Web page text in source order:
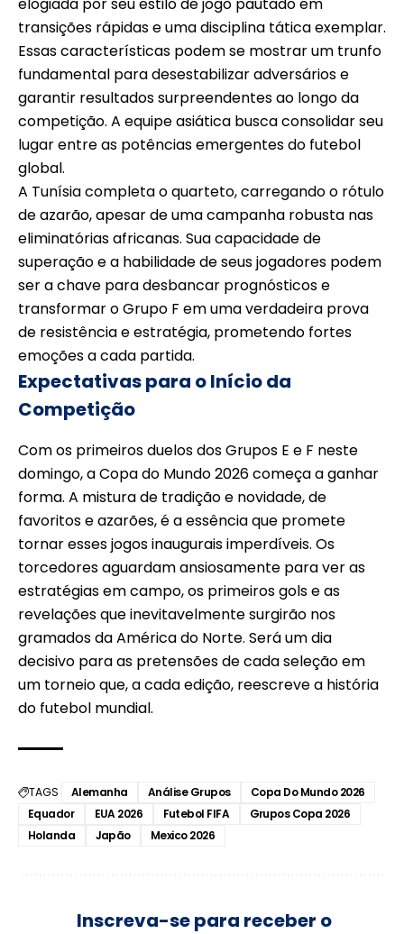
elogiada por seu estilo de jogo pautado em
transições rápidas e uma disciplina tática exemplar.
Essas características podem se mostrar um trunfo
fundamental para desestabilizar adversários e
garantir resultados surpreendentes ao longo da
competição. A equipe asiática busca consolidar seu
lugar entre as potências emergentes do futebol
global.
A Tunísia completa o quarteto, carregando o rótulo
de azarão, apesar de uma campanha robusta nas
eliminatórias africanas. Sua capacidade de
superação e a habilidade de seus jogadores podem
ser a chave para desbancar prognósticos e
transformar o Grupo F em uma verdadeira prova
de resistência e estratégia, prometendo fortes
emoções a cada partida.
Expectativas para o Início da
Competição
Com os primeiros duelos dos Grupos E e F neste
domingo, a Copa do Mundo 2026 começa a ganhar
forma. A mistura de tradição e novidade, de
favoritos e azarões, é a essência que promete
tornar esses jogos inaugurais imperdíveis. Os
torcedores aguardam ansiosamente para ver as
estratégias em campo, os primeiros gols e as
revelações que inevitavelmente surgirão nos
gramados da América do Norte. Será um dia
decisivo para as pretensões de cada seleção em
um torneio que, a cada edição, reescreve a história
do futebol mundial.
TAGS Alemanha Análise Grupos
Copa Do Mundo 2026
Equador
EUA 2026 Futebol FIFA
Grupos Copa 2026
Holanda
Japão Mexico 2026
Inscreva-se para receber o